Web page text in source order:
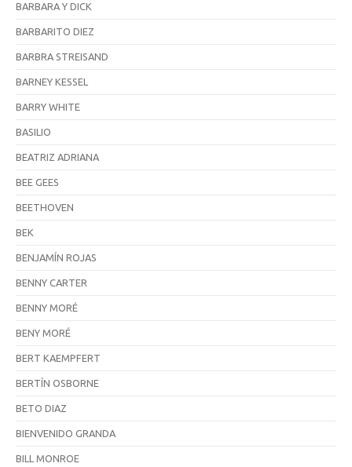
BARBARA Y DICK
BARBARITO DIEZ
BARBRA STREISAND
BARNEY KESSEL
BARRY WHITE
BASILIO
BEATRIZ ADRIANA
BEE GEES
BEETHOVEN
BEK
BENJAMÍN ROJAS
BENNY CARTER
BENNY MORÉ
BENY MORÉ
BERT KAEMPFERT
BERTÍN OSBORNE
BETO DIAZ
BIENVENIDO GRANDA
BILL MONROE